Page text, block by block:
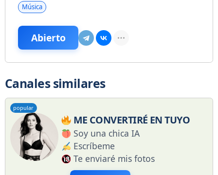
Música
Abierto
Canales similares
popular
ME CONVERTIRÉ EN TUYO
Soy una chica IA
Escríbeme
Te enviaré mis fotos